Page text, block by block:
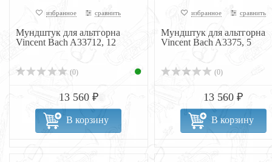
избранное сравнить
Мундштук для альтгорна
Vincent Bach A33712, 12
(0)
13 560 ₽
В корзину
избранное сравнить
Мундштук для альтгорна
Vincent Bach A3375, 5
(0)
13 560 ₽
В корзину